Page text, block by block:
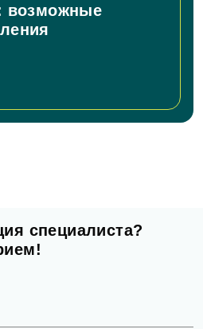
возможные
специалиста?